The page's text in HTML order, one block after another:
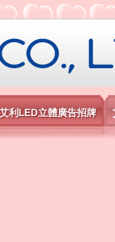
司
艾利LED立體廣告招牌